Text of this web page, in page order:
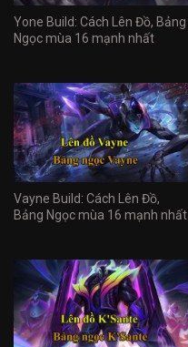
Yone Build: Cách Lên Đồ, Bảng
Ngọc mùa 16 mạnh nhất
Vayne Build: Cách Lên Đồ,
Bảng Ngọc mùa 16 mạnh nhất